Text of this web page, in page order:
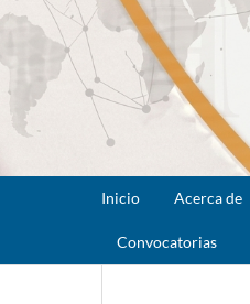
Inicio Acerca de
Convocatorias